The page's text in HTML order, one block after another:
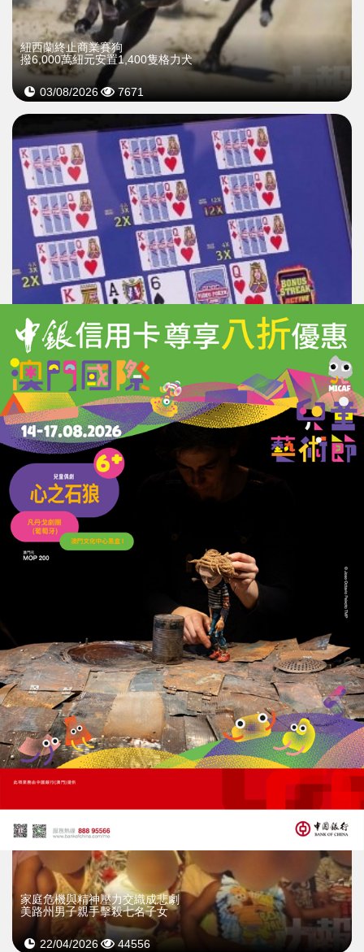
紐西蘭終止商業賽狗
撥6,000萬紐元安置1,400隻格力犬
03/08/2026 7671
紐西蘭通過網上賭場法案
最多可發15牌照
27/04/2026 11510
26/04/2026 22427
家庭危機與精神壓力交織成悲劇
美路州男子親手擊殺七名子女
22/04/2026 44556